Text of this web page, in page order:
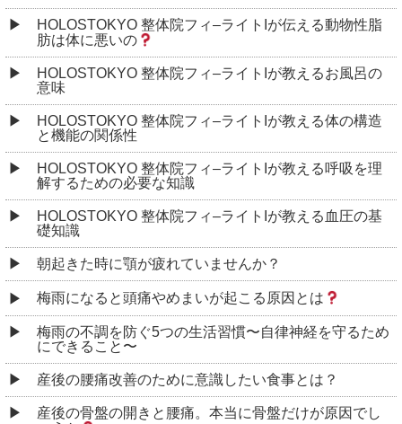
HOLOSTOKYO 整体院フィ–ライトIが伝える動物性脂
肪は体に悪いの
HOLOSTOKYO 整体院フィ–ライトIが教えるお風呂の
意味
HOLOSTOKYO 整体院フィ–ライトIが教える体の構造
と機能の関係性
HOLOSTOKYO 整体院フィ–ライトIが教える呼吸を理
解するための必要な知識
HOLOSTOKYO 整体院フィ–ライトIが教える血圧の基
礎知識
朝起きた時に顎が疲れていませんか？
梅雨になると頭痛やめまいが起こる原因とは
梅雨の不調を防ぐ5つの生活習慣〜自律神経を守るため
にできること〜
産後の腰痛改善のために意識したい食事とは？
産後の骨盤の開きと腰痛。本当に骨盤だけが原因でし